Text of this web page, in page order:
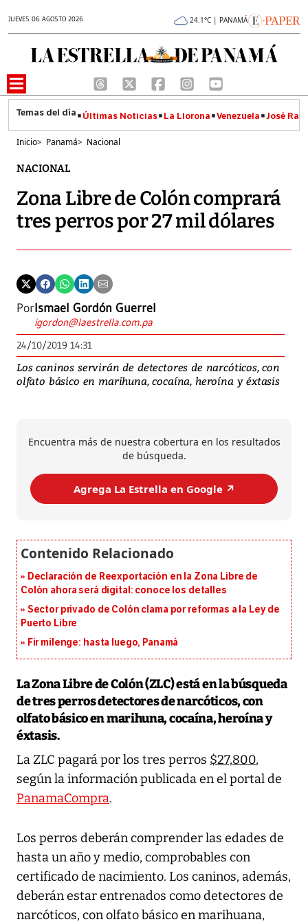
JUEVES 06 AGOSTO 2026 24.1°C | PANAMÁ
Últimas Noticias La Llorona Venezuela José
Inicio> Panamá> Nacional
NACIONAL
Zona Libre de Colón comprará
tres perros por 27 mil dólares
PorIsmael Gordón Guerrel
igordon@laestrella.com.pa
24/10/2019 14:31
Los caninos servirán de detectores de narcóticos, con
olfato básico en marihuna, cocaína, heroína y éxtasis
Encuentra más de nuestra cobertura en los resultados
de búsqueda.
Agrega La Estrella en Google ↗️
Declaración de Reexportación en la Zona Libre de
Colón ahora será digital: conoce los detalles
Sector privado de Colón clama por reformas a la Ley de
Puerto Libre
Fir milenge: hasta luego, Panamá
La Zona Libre de Colón (ZLC)está en la búsqueda
de tres perros detectores de narcóticos, con
olfato básico en marihuna, cocaína, heroína y
éxtasis.
La ZLC pagará por los tres perros $27,800,
según la información publicada en el portal de
PanamaCompra.
Los perros deberán comprender las edades de
hasta un año y medio, comprobables con
certificado de nacimiento. Los caninos, además,
deberán estar entrenados como detectores de
narcóticos, con olfato básico en marihuana,